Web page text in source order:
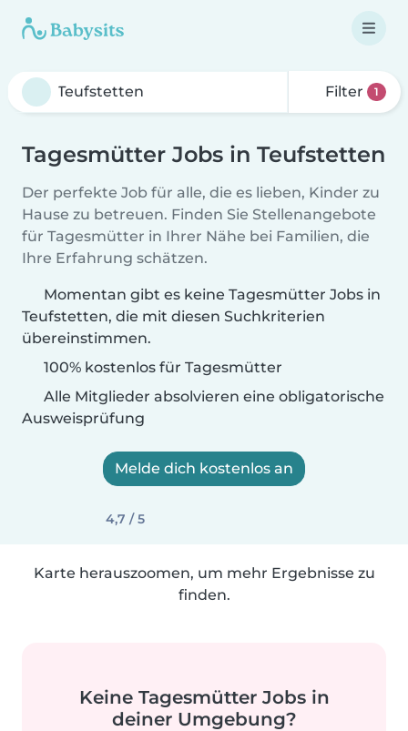
Filter 1
Tagesmütter Jobs in Teufstetten
Der perfekte Job für alle, die es lieben, Kinder zu
Hause zu betreuen. Finden Sie Stellenangebote
für Tagesmütter in Ihrer Nähe bei Familien, die
Ihre Erfahrung schätzen.
Momentan gibt es keine Tagesmütter Jobs in
Teufstetten, die mit diesen Suchkriterien
übereinstimmen.
100% kostenlos für Tagesmütter
Alle Mitglieder absolvieren eine obligatorische
Ausweisprüfung
Melde dich kostenlos an
4,7 / 5
Karte herauszoomen, um mehr Ergebnisse zu
finden.
Keine Tagesmütter Jobs in
deiner Umgebung?